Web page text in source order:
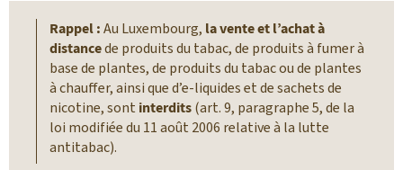
Rappel :Au Luxembourg, la vente et l’achat à
distancede produits du tabac, de produits à fumer à
base de plantes, de produits du tabac ou de plantes
à chauffer, ainsi que d’e-liquides et de sachets de
nicotine, sont interdits(art. 9, paragraphe 5, de la
loi modifiée du 11 août 2006 relative à la lutte
antitabac).